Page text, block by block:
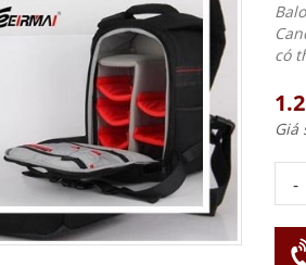
có
Giá
-